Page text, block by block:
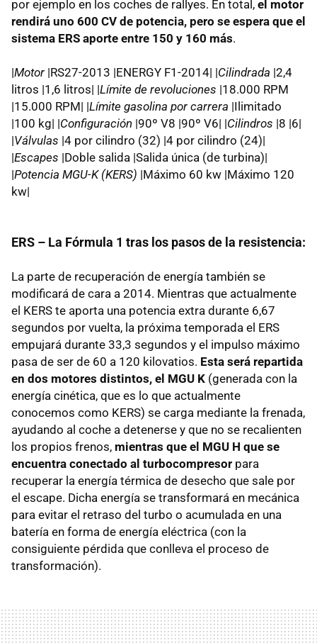
por ejemplo en los coches de rallyes. En total, el motor
rendirá uno 600 CV de potencia, pero se espera que el
sistema ERS aporte entre 150 y 160 más.
|Motor |RS27-2013 |ENERGY F1-2014| |Cilindrada |2,4
litros |1,6 litros| |Límite de revoluciones |18.000 RPM
|15.000 RPM| |Límite gasolina por carrera |Ilimitado
|100 kg| |Configuración |90º V8 |90º V6| |Cilindros |8 |6|
|Válvulas |4 por cilindro (32) |4 por cilindro (24)|
|Escapes |Doble salida |Salida única (de turbina)|
|Potencia MGU-K (KERS) |Máximo 60 kw |Máximo 120
kw|
ERS – La Fórmula 1 tras los pasos de la resistencia:
La parte de recuperación de energía también se
modificará de cara a 2014. Mientras que actualmente
el KERS te aporta una potencia extra durante 6,67
segundos por vuelta, la próxima temporada el ERS
empujará durante 33,3 segundos y el impulso máximo
pasa de ser de 60 a 120 kilovatios. Esta será repartida
en dos motores distintos, el MGU K (generada con la
energía cinética, que es lo que actualmente
conocemos como KERS) se carga mediante la frenada,
ayudando al coche a detenerse y que no se recalienten
los propios frenos, mientras que el MGU H que se
encuentra conectado al turbocompresor para
recuperar la energía térmica de desecho que sale por
el escape. Dicha energía se transformará en mecánica
para evitar el retraso del turbo o acumulada en una
batería en forma de energía eléctrica (con la
consiguiente pérdida que conlleva el proceso de
transformación).